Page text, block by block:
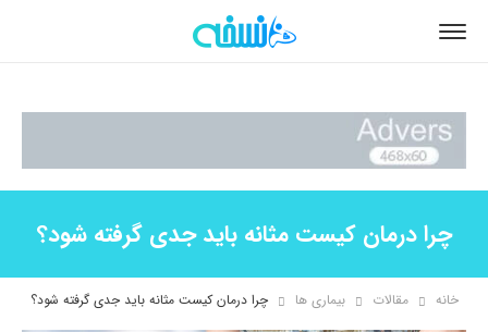
چرا درمان کیست مثانه باید جدی گرفته شود؟
خانه مقالات بیماری ها چرا درمان کیست مثانه باید جدی گرفته شود؟